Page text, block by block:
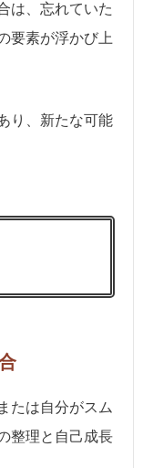
は、忘れていた
要素が浮かび上
り、新たな可能
たは自分がスム
整理と自己成長